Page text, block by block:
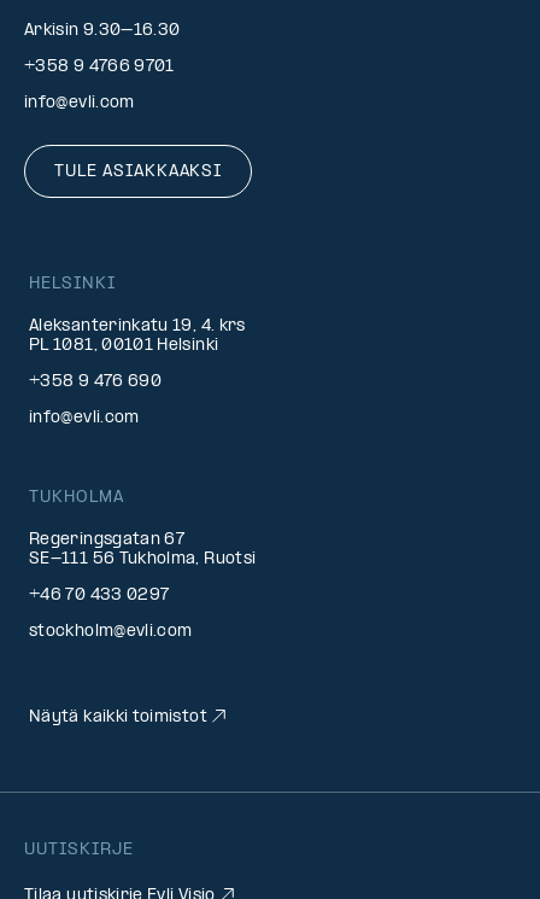
Arkisin 9.30–16.30
+358 9 4766 9701
info@evli.com
TULE ASIAKKAAKSI
UUTISKIRJE
HELSINKI
Aleksanterinkatu 19, 4. krs
PL 1081, 00101 Helsinki
+358 9 476 690
info@evli.com
TUKHOLMA
Regeringsgatan 67
SE-111 56 Tukholma, Ruotsi
+46 70 433 0297
stockholm@evli.com
Näytä kaikki toimistot